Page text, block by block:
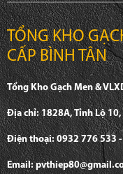
TỔNG KHO
CẤP BÌNH TÂN
Tổng Kho Gạch Men &
Địa chỉ: 1828A, Tỉnh Lộ 10,
Điện thoại: 0932 776 533
Email: